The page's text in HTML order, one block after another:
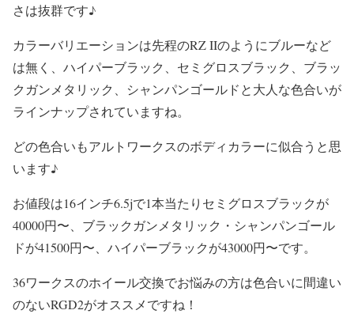
さは抜群です♪
カラーバリエーションは先程のRZ IIのようにブルーなど
は無く、ハイパーブラック、セミグロスブラック、ブラッ
クガンメタリック、シャンパンゴールドと大人な色合いが
ラインナップされていますね。
どの色合いもアルトワークスのボディカラーに似合うと思
います♪
お値段は16インチ6.5jで1本当たりセミグロスブラックが
40000円〜、ブラックガンメタリック・シャンパンゴール
ドが41500円〜、ハイパーブラックが43000円〜です。
36ワークスのホイール交換でお悩みの方は色合いに間違い
のないRGD2がオススメですね！